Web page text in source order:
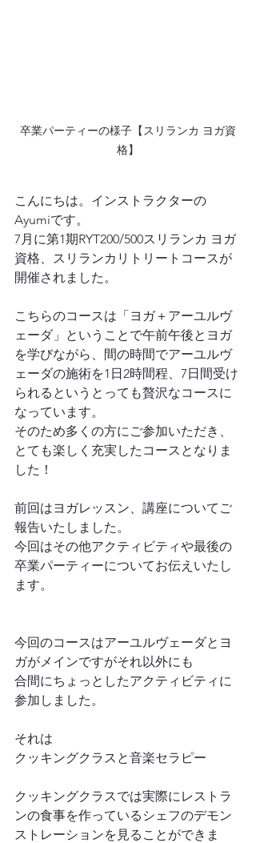
卒業パーティーの様子【スリランカ ヨガ資
格】
こんにちは。インストラクターの
Ayumiです。
7月に第1期RYT200/500スリランカ ヨガ
資格、スリランカリトリートコースが
開催されました。
こちらのコースは「ヨガ＋アーユルヴ
ェーダ」ということで午前午後とヨガ
を学びながら、間の時間でアーユルヴ
ェーダの施術を1日2時間程、7日間受け
られるというとっても贅沢なコースに
なっています。
そのため多くの方にご参加いただき、
とても楽しく充実したコースとなりま
した！
前回はヨガレッスン、講座についてご
報告いたしました。
今回はその他アクティビティや最後の
卒業パーティーについてお伝えいたし
ます。
今回のコースはアーユルヴェーダとヨ
ガがメインですがそれ以外にも
合間にちょっとしたアクティビティに
参加しました。
それは
クッキングクラスと音楽セラピー
クッキングクラスでは実際にレストラ
ンの食事を作っているシェフのデモン
ストレーションを見ることができま